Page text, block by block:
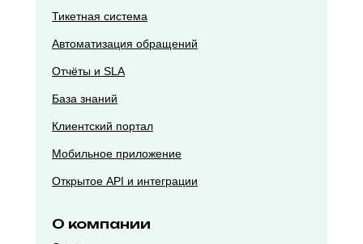
О компании
Тикетная система
Автоматизация обращений
Отчёты и SLA
База знаний
Клиентский портал
Мобильное приложение
Открытое API и интеграции